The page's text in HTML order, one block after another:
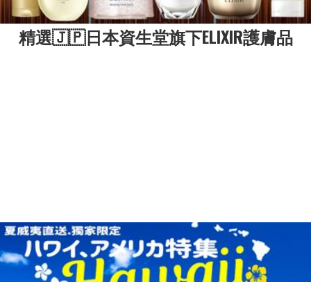
精選🇯🇵日本資生堂旗下ELIXIR護膚品